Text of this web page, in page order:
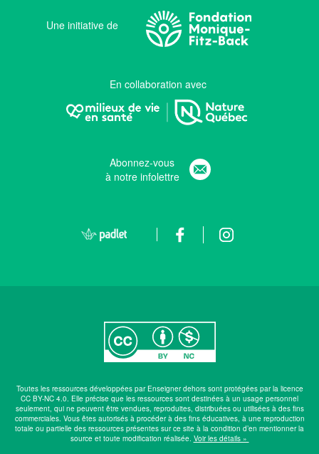
Une initiative de
En collaboration avec
Abonnez-vous
à notre infolettre
Toutes les ressources développées par Enseigner dehors sont protégées par la licence
CC BY-NC 4.0. Elle précise que les ressources sont destinées à un usage personnel
seulement, qui ne peuvent être vendues, reproduites, distribuées ou utilisées à des fins
commerciales. Vous êtes autorisés à procéder à des fins éducatives, à une reproduction
totale ou partielle des ressources présentes sur ce site à la condition d’en mentionner la
source et toute modification réalisée. Voir les détails »